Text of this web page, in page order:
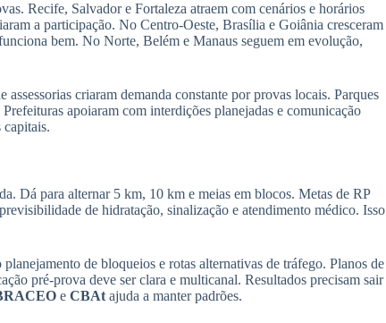
Recife, Salvador e Fortaleza atraem com cenários e horários
a participação. No Centro-Oeste, Brasília e Goiânia cresceram
bem. No Norte, Belém e Manaus seguem em evolução,
criaram demanda constante por provas locais. Parques
apoiaram com interdições planejadas e comunicação
Dá para alternar 5 km, 10 km e meias em blocos. Metas de RP
de hidratação, sinalização e atendimento médico. Isso
de bloqueios e rotas alternativas de tráfego. Planos de
pré-prova deve ser clara e multicanal. Resultados precisam sair
e CBAt ajuda a manter padrões.